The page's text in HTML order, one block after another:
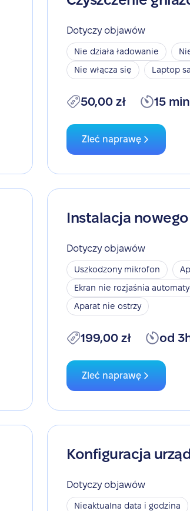
Dotyczy objawów
Nie działa ładowanie
Nie włącza się
Laptop
50,00 zł 15 min
Zleć naprawę
Instalacja
Dotyczy objawów
Uszkodzony mikrofon
Ekran nie rozjaśnia
Aparat nie ostrzy
199,00 zł od
Zleć naprawę
Konfiguracja
Dotyczy objawów
Nieaktualna data i godzina